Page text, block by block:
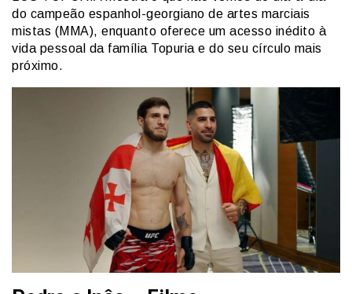
do campeão espanhol-georgiano de artes marciais
mistas (MMA), enquanto oferece um acesso inédito à
vida pessoal da família Topuria e do seu círculo mais
próximo.